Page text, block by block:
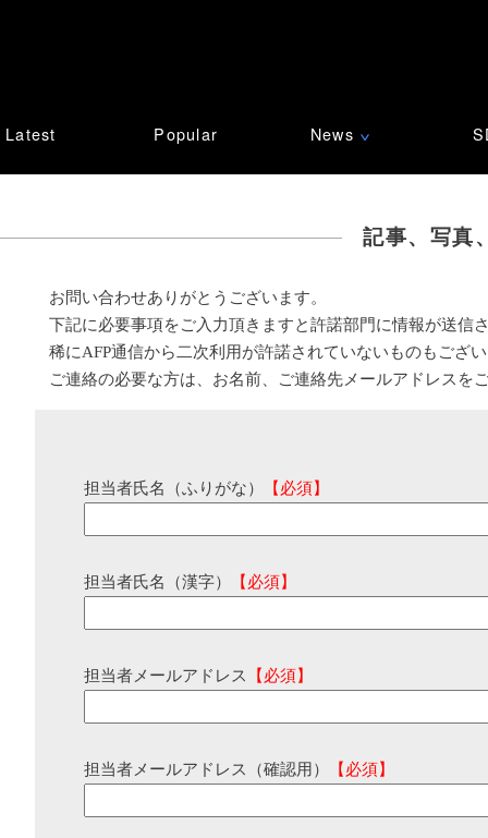
Latest Popular News ∨
記事、写真
お問い合わせありがとうございます。
下記に必要事項をご入力頂きますと許諾部門に情報が送信
稀にAFP通信から二次利用が許諾されていないものもござ
ご連絡の必要な方は、お名前、ご連絡先メールアドレスを
担当者氏名（ふりがな） 【必須】
担当者氏名（漢字） 【必須】
担当者メールアドレス 【必須】
担当者メールアドレス（確認用） 【必須】